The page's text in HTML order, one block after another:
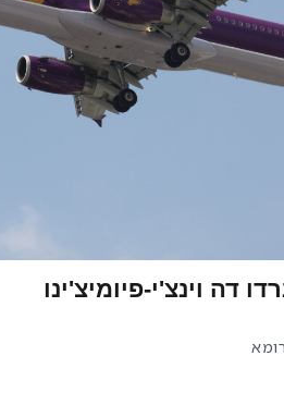
דה וינצ'י-פיומיצ'ינו
בשעה 15:15 מטרמינל 1 ברומא